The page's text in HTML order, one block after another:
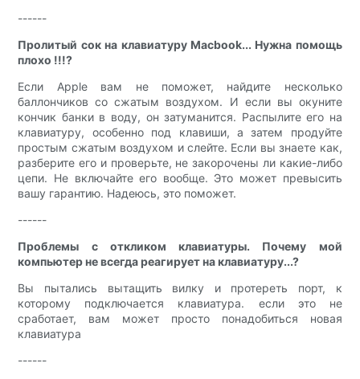
------
Пролитый сок на клавиатуру Macbook... Нужна помощь
плохо !!!?
Если Apple вам не поможет, найдите несколько
баллончиков со сжатым воздухом. И если вы окуните
кончик банки в воду, он затуманится. Распылите его на
клавиатуру, особенно под клавиши, а затем продуйте
простым сжатым воздухом и слейте. Если вы знаете как,
разберите его и проверьте, не закорочены ли какие-либо
цепи. Не включайте его вообще. Это может превысить
вашу гарантию. Надеюсь, это поможет.
------
Проблемы с откликом клавиатуры. Почему мой
компьютер не всегда реагирует на клавиатуру...?
Вы пытались вытащить вилку и протереть порт, к
которому подключается клавиатура. если это не
сработает, вам может просто понадобиться новая
клавиатура
------